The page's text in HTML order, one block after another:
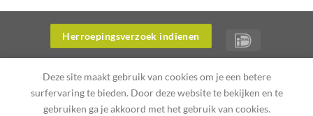
Herroepingsverzoek indienen
OVER ONS
WERKWIJZE WEBWINKEL PURE COVERZ
PRODUCTINFORMATIE
PRIVACYVERKLARING PURE COVERZ
Copyright 2026 ©
Deze site maakt gebruik van cookies om je een betere
surfervaring te bieden. Door deze website te bekijken en te
gebruiken ga je akkoord met het gebruik van cookies.